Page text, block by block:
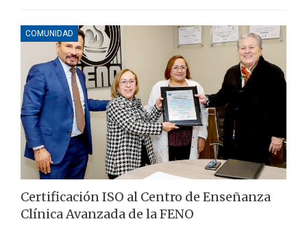
COMUNIDAD
Certificación ISO al Centro de Enseñanza
Clínica Avanzada de la FENO